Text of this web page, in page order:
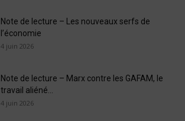
Note de lecture – Les nouveaux serfs de
l’économie
4 juin 2026
Note de lecture – Marx contre les GAFAM, le
travail aliéné...
4 juin 2026